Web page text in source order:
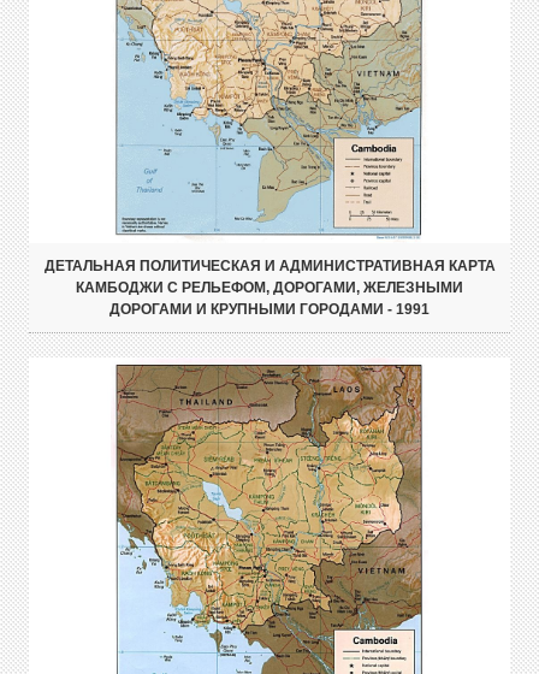
ДЕТАЛЬНАЯ ПОЛИТИЧЕСКАЯ И АДМИНИСТРАТИВНАЯ КАРТА
КАМБОДЖИ С РЕЛЬЕФОМ, ДОРОГАМИ, ЖЕЛЕЗНЫМИ
ДОРОГАМИ И КРУПНЫМИ ГОРОДАМИ - 1991